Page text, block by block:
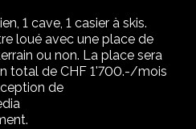
1 cave, 1 casier à skis.
loué avec une place de
ou non. La place sera
total de CHF 1'700.-/mois
de